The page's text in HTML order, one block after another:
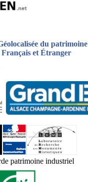
du
Français et Étranger